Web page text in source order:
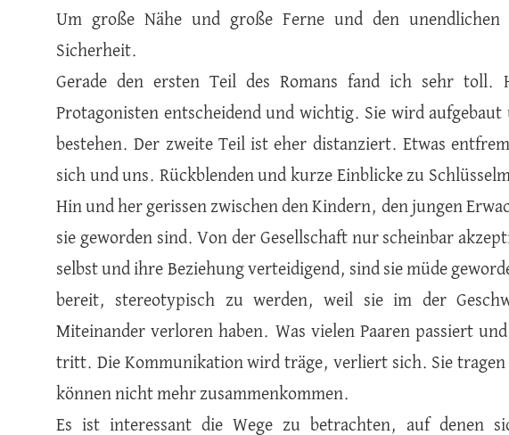
Um große Nähe und große Ferne und den unendlichen
Sicherheit.
Gerade den ersten Teil des Romans fand ich sehr
Protagonisten entscheidend und wichtig. Sie wird aufgebaut
bestehen. Der zweite Teil ist eher distanziert. Etwas
sich und uns. Rückblenden und kurze Einblicke zu
Hin und her gerissen zwischen den Kindern, den jungen
sie geworden sind. Von der Gesellschaft nur scheinbar
selbst und ihre Beziehung verteidigend, sind sie müde
bereit, stereotypisch zu werden, weil sie im der
Miteinander verloren haben. Was vielen Paaren passiert
tritt. Die Kommunikation wird träge, verliert sich. Sie tragen
können nicht mehr zusammenkommen.
Es ist interessant die Wege zu betrachten, auf denen